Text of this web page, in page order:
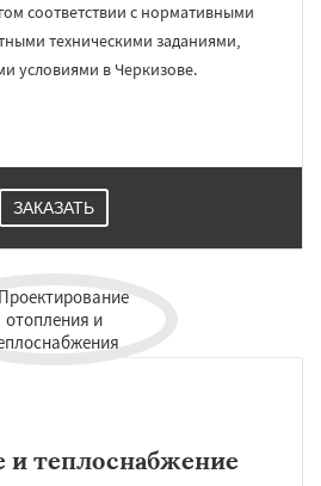
соответствии с нормативными
техническими заданиями,
условиями в Черкизове.
ЗАКАЗАТЬ
и теплоснабжение